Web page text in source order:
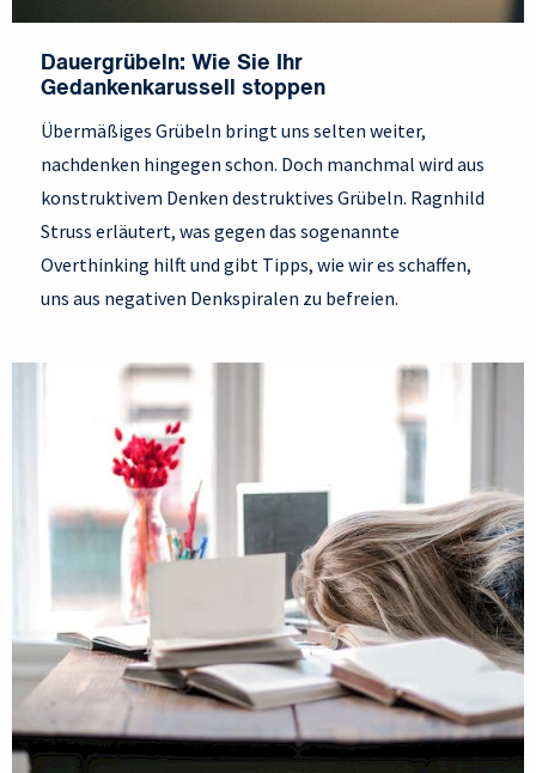
Dauergrübeln: Wie Sie Ihr
Gedankenkarussell stoppen
Übermäßiges Grübeln bringt uns selten weiter,
nachdenken hingegen schon. Doch manchmal wird aus
konstruktivem Denken destruktives Grübeln. Ragnhild
Struss erläutert, was gegen das sogenannte
Overthinking hilft und gibt Tipps, wie wir es schaffen,
uns aus negativen Denkspiralen zu befreien.